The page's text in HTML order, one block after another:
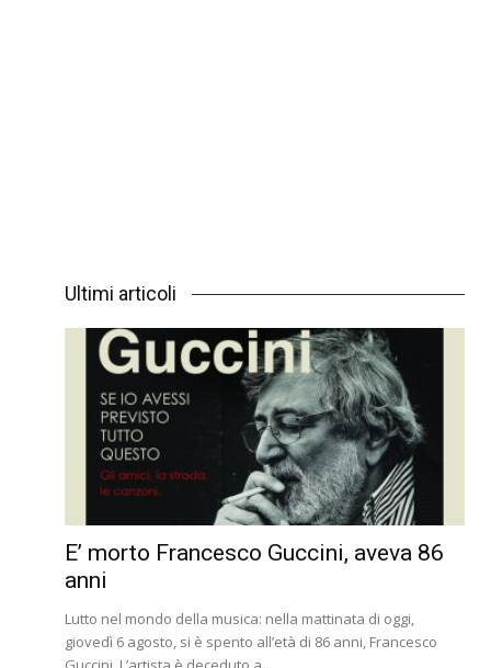
Ultimi articoli
E’ morto Francesco Guccini, aveva 86
anni
Lutto nel mondo della musica: nella mattinata di oggi,
giovedì 6 agosto, si è spento all’età di 86 anni, Francesco